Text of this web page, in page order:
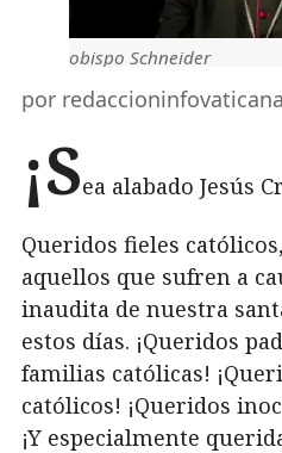
obispo Schneider
por redaccioninfovaticana
¡Sea alabado Jesús
Queridos fieles
aquellos que sufren a
inaudita de nuestra
estos días. ¡Queridos
familias católicas!
católicos! ¡Queridos
¡Y especialmente